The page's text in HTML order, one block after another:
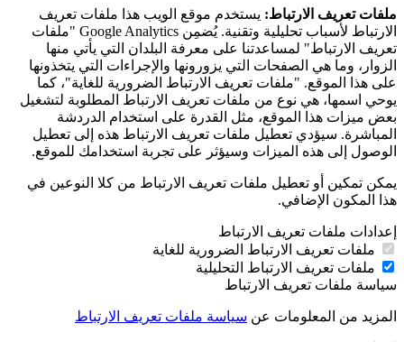
ملفات تعريف الارتباط: يستخدم موقع الويب هذا ملفات تعريف
الارتباط لأسباب تحليلية وتقنية. يُضمِن Google Analytics "ملفات
تعريف الارتباط" لمساعدتنا على معرفة البلدان التي يأتي منها
الزوار، وما هي الصفحات التي يزورونها والإجراءات التي يتخذونها
على هذا الموقع. "ملفات تعريف الارتباط الضرورية للغاية"، كما
يوحي اسمها، هي نوع من ملفات تعريف الارتباط المطلوبة لتشغيل
بعض ميزات هذا الموقع، مثل القدرة على استخدام الدردشة
المباشرة. سيؤدي تعطيل ملفات تعريف الارتباط هذه إلى تعطيل
الوصول إلى هذه الميزات وسيؤثر على تجربة استخدامك للموقع.
يمكن تمكين أو تعطيل ملفات تعريف الارتباط من كلا النوعين في
هذا المكون الإضافي.
إعدادات ملفات تعريف الارتباط
ملفات تعريف الارتباط الضرورية للغاية
ملفات تعريف الارتباط التحليلية
سياسة ملفات تعريف الارتباط
المزيد من المعلومات عن سياسة ملفات تعريف الارتباط